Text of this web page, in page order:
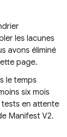
les lacunes
avons éliminé
page.
le temps
six mois
en attente
Manifest V2.